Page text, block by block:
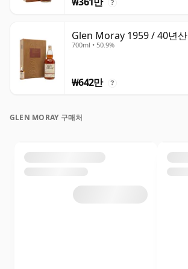
?
Glen Moray 1959 / 40년산
700ml • 50.9%
₩642만 ?
GLEN MORAY 구매처